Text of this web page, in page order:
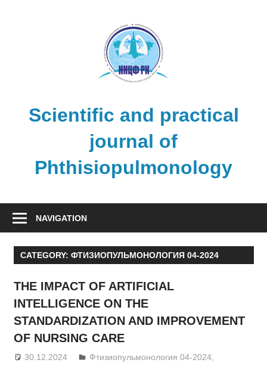
Scientific and practical
journal of
Phthisiopulmonology
NAVIGATION
CATEGORY: ФТИЗИОПУЛЬМОНОЛОГИЯ 04-2024
THE IMPACT OF ARTIFICIAL
INTELLIGENCE ON THE
STANDARDIZATION AND IMPROVEMENT
OF NURSING CARE
30.12.2024 admin
Фтизиопульмонология 04-2024